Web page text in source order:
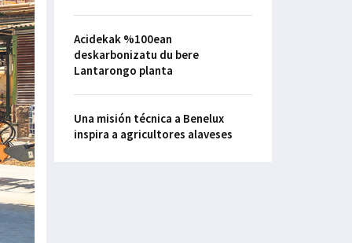
Acidekak %100ean
deskarbonizatu du bere
Lantarongo planta
Una misión técnica a Benelux
inspira a agricultores alaveses